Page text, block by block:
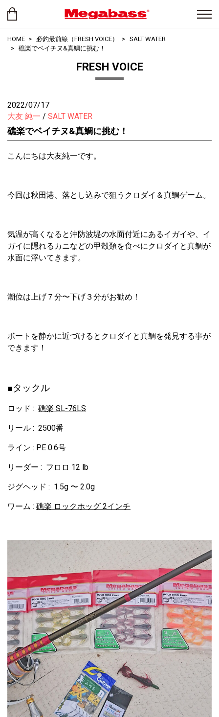
HOME 必釣最前線（FRESH VOICE）
SALT WATER
礁楽でベイチヌ&真鯛に挑む！
FRESH VOICE
2022/07/17
大友 純一
SALT WATER
礁楽でベイチヌ&真鯛に挑む！
こんにちは大友純一です。
今回は秋田港、落とし込みで狙うクロダイ＆真鯛ゲーム。
気温が高くなると沖防波堤の水面付近にあるイガイや、イ
ガイに隠れるカニなどの甲殻類を食べにクロダイと真鯛が
水面に浮いてきます。
潮位は上げ７分〜下げ３分がお勧め！
ボートを静かに近づけるとクロダイと真鯛を発見する事が
できます！
■タックル
ロッド : 礁楽 SL-76LS
リール : 2500番
ライン : PE 0.6号
リーダー : フロロ 12 lb
ジグヘッド : 1.5g 〜 2.0g
ワーム : 礁楽 ロックホッグ 2インチ